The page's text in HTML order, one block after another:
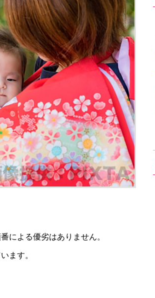
による優劣はありません。
ます。